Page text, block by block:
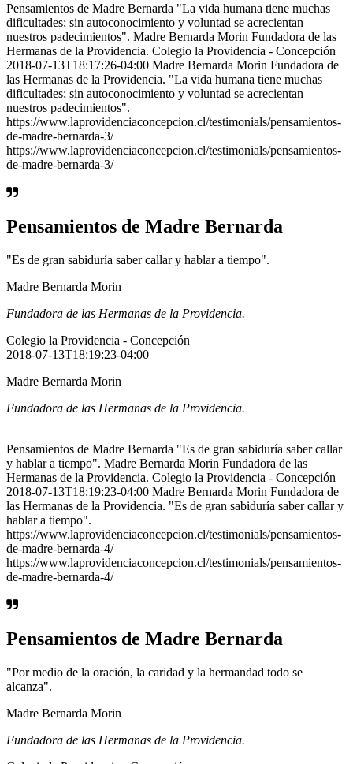
Pensamientos de Madre Bernarda "La vida humana tiene muchas
dificultades; sin autoconocimiento y voluntad se acrecientan
nuestros padecimientos". Madre Bernarda Morin Fundadora de las
Hermanas de la Providencia. Colegio la Providencia - Concepción
2018-07-13T18:17:26-04:00 Madre Bernarda Morin Fundadora de
las Hermanas de la Providencia. "La vida humana tiene muchas
dificultades; sin autoconocimiento y voluntad se acrecientan
nuestros padecimientos".
https://www.laprovidenciaconcepcion.cl/testimonials/pensamientos-
de-madre-bernarda-3/
https://www.laprovidenciaconcepcion.cl/testimonials/pensamientos-
de-madre-bernarda-3/
Pensamientos de Madre Bernarda
"Es de gran sabiduría saber callar y hablar a tiempo".
Madre Bernarda Morin
Fundadora de las Hermanas de la Providencia.
Colegio la Providencia - Concepción
2018-07-13T18:19:23-04:00
Madre Bernarda Morin
Fundadora de las Hermanas de la Providencia.
Pensamientos de Madre Bernarda "Es de gran sabiduría saber callar
y hablar a tiempo". Madre Bernarda Morin Fundadora de las
Hermanas de la Providencia. Colegio la Providencia - Concepción
2018-07-13T18:19:23-04:00 Madre Bernarda Morin Fundadora de
las Hermanas de la Providencia. "Es de gran sabiduría saber callar y
hablar a tiempo".
https://www.laprovidenciaconcepcion.cl/testimonials/pensamientos-
de-madre-bernarda-4/
https://www.laprovidenciaconcepcion.cl/testimonials/pensamientos-
de-madre-bernarda-4/
Pensamientos de Madre Bernarda
"Por medio de la oración, la caridad y la hermandad todo se
alcanza".
Madre Bernarda Morin
Fundadora de las Hermanas de la Providencia.